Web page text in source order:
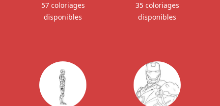
57 coloriages
disponibles
35 coloriages
disponibles